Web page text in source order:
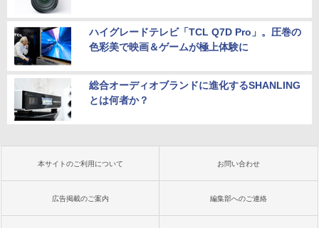
ハイグレードテレビ「TCL Q7D Pro」。圧巻の
色彩美で映画＆ゲームが極上体験に
総合オーディオブランドに進化するSHANLING
とは何者か？
本サイトのご利用について お問い合わせ
広告掲載のご案内 編集部へのご連絡